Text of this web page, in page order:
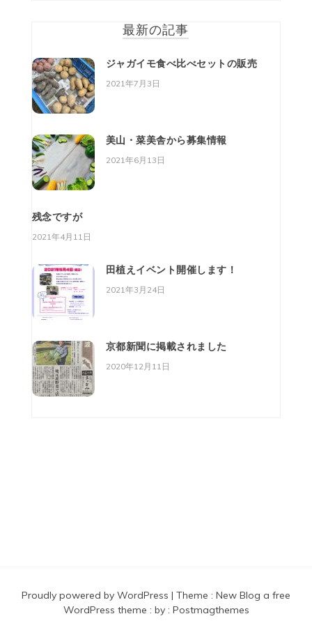
最新の記事
ジャガイモ食べ比べセットの販売
2021年7月3日
美山・菜美舎から募集情報
2021年6月13日
残念ですが
2021年4月11日
田植えイベント開催します！
2021年3月24日
京都新聞に掲載されました
2020年12月11日
Proudly powered by WordPress | Theme : New Blog a free
WordPress theme : by : Postmagthemes